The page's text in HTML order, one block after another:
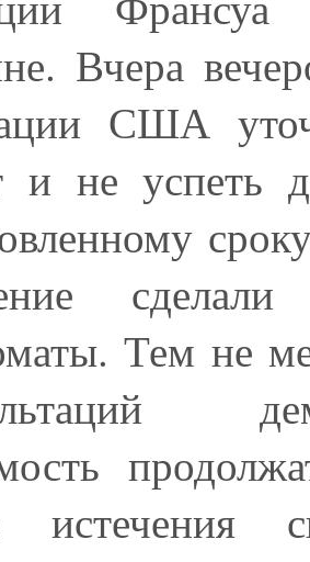
Вчера
США
и не успеть
Тем не
истечения